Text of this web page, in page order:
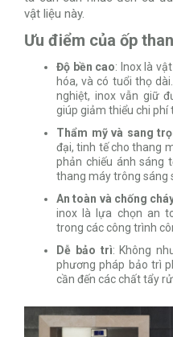
vật liệu này.
Ưu điểm của ốp
Độ bền cao: Inox là
hóa, và có tuổi thọ
nghiệt, inox vẫn giữ
giúp giảm thiểu chi phí
Thẩm mỹ và sang
đại, tinh tế cho thang
phản chiếu ánh sáng
thang máy trông sáng
An toàn và chống
inox là lựa chọn an
trong các công trình
Dễ bảo trì: Không
phương pháp bảo trì
cần đến các chất tẩy